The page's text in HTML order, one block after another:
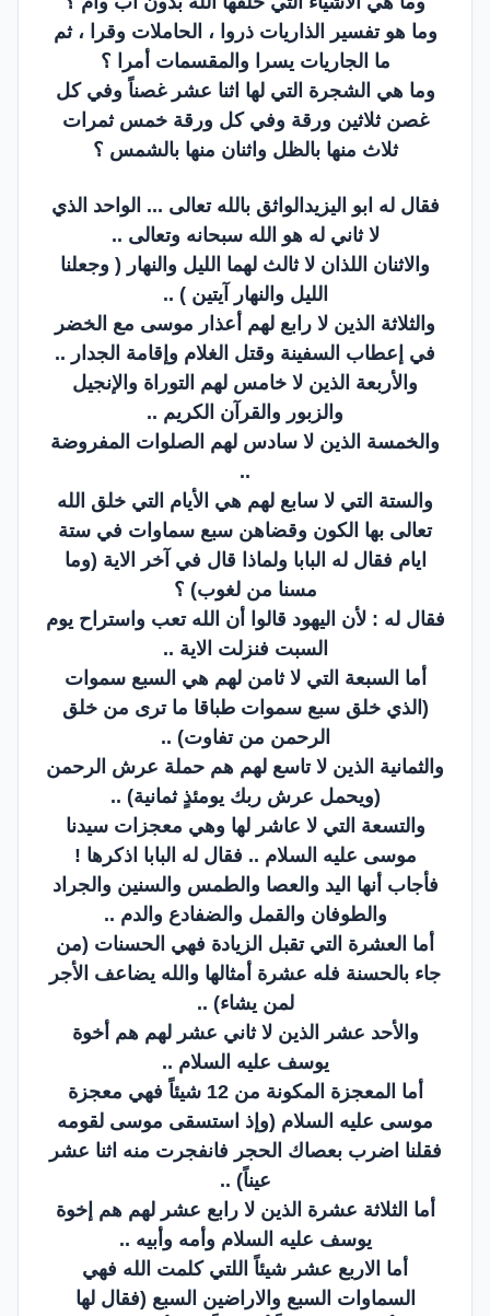
وما هو تفسير الذاريات ذروا ، الحاملات وقرا ، ثم
ما الجاريات يسرا والمقسمات أمرا ؟
وما هي الشجرة التي لها اثنا عشر غصناً وفي كل
غصن ثلاثين ورقة وفي كل ورقة خمس ثمرات
ثلاث منها بالظل واثنان منها بالشمس ؟
فقال له ابو اليزيدالواثق بالله تعالى ... الواحد الذي
لا ثاني له هو الله سبحانه وتعالى ..
والاثنان اللذان لا ثالث لهما الليل والنهار ( وجعلنا
الليل والنهار آيتين ) ..
والثلاثة الذين لا رابع لهم أعذار موسى مع الخضر
في إعطاب السفينة وقتل الغلام وإقامة الجدار ..
والأربعة الذين لا خامس لهم التوراة والإنجيل
والزبور والقرآن الكريم ..
والخمسة الذين لا سادس لهم الصلوات المفروضة
..
والستة التي لا سابع لهم هي الأيام التي خلق الله
تعالى بها الكون وقضاهن سبع سماوات في ستة
ايام فقال له البابا ولماذا قال في آخر الاية (وما
مسنا من لغوب) ؟
فقال له : لأن اليهود قالوا أن الله تعب واستراح يوم
السبت فنزلت الاية ..
أما السبعة التي لا ثامن لهم هي السبع سموات
(الذي خلق سبع سموات طباقا ما ترى من خلق
الرحمن من تفاوت) ..
والثمانية الذين لا تاسع لهم هم حملة عرش الرحمن
(ويحمل عرش ربك يومئذٍ ثمانية) ..
والتسعة التي لا عاشر لها وهي معجزات سيدنا
موسى عليه السلام .. فقال له البابا اذكرها !
فأجاب أنها اليد والعصا والطمس والسنين والجراد
والطوفان والقمل والضفادع والدم ..
أما العشرة التي تقبل الزيادة فهي الحسنات (من
جاء بالحسنة فله عشرة أمثالها والله يضاعف الأجر
لمن يشاء) ..
والأحد عشر الذين لا ثاني عشر لهم هم أخوة
يوسف عليه السلام ..
أما المعجزة المكونة من 12 شيئاً فهي معجزة
موسى عليه السلام (وإذ استسقى موسى لقومه
فقلنا اضرب بعصاك الحجر فانفجرت منه اثنا عشر
عيناً) ..
أما الثلاثة عشرة الذين لا رابع عشر لهم هم إخوة
يوسف عليه السلام وأمه وأبيه ..
أما الاربع عشر شيئاً اللتي كلمت الله فهي
السماوات السبع والاراضين السبع (فقال لها